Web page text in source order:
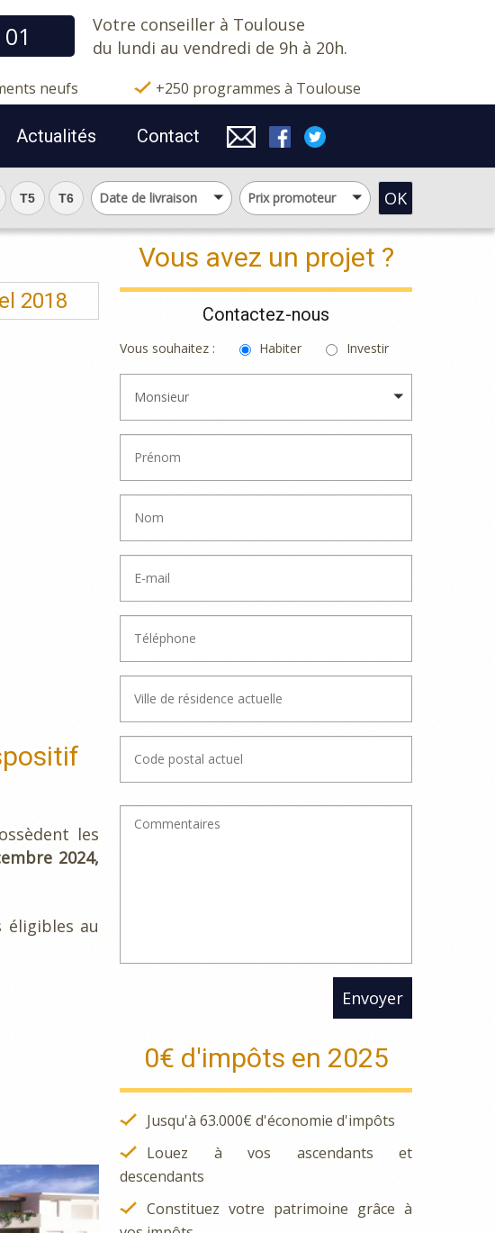
Votre conseiller à Toulouse
du lundi au vendredi de 9h à 20h.
neufs +250 programmes à Toulouse
Actualités Contact
T5 T6 Date de livraison Prix promoteur OK
2018
les
2024,
éligibles au
Vous avez un projet ?
Contactez-nous
Vous souhaitez : Habiter Investir
Monsieur
Envoyer
0€ d'impôts en 2025
Jusqu'à 63.000€ d'économie d'impôts
Louez à vos ascendants et
descendants
Constituez votre patrimoine grâce à